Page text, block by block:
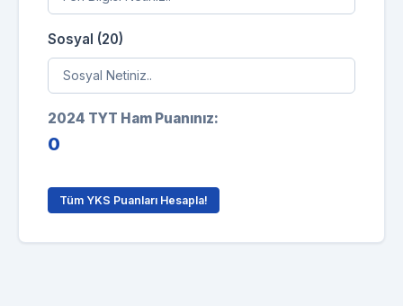
Sosyal (20)
2024 TYT Ham Puanınız:
0
Tüm YKS Puanları Hesapla!